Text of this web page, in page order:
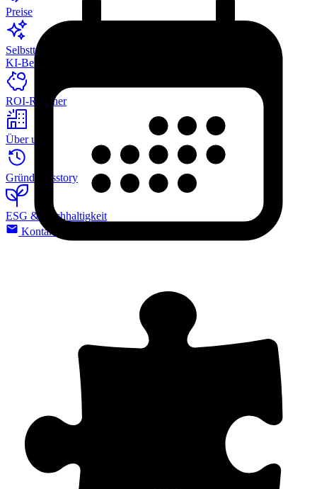
Preise
Selbsttest:
KI-Bereitschaft
ROI-Rechner
Über uns
Gründungsstory
ESG & Nachhaltigkeit
Kontakt